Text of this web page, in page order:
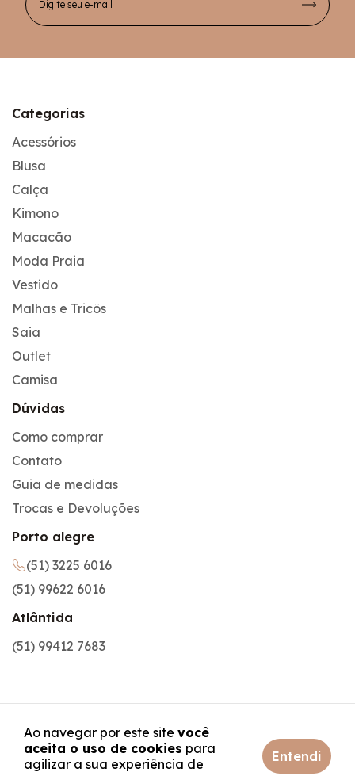
Ao navegar por este site você
aceita o uso de cookies para
agilizar a sua experiência de
Entendi
Categorias
Acessórios
Blusa
Calça
Kimono
Macacão
Moda Praia
Vestido
Malhas e Tricôs
Saia
Outlet
Camisa
Dúvidas
Como comprar
Contato
Guia de medidas
Trocas e Devoluções
Porto alegre
(51) 3225 6016
(51) 99622 6016
Atlântida
(51) 99412 7683